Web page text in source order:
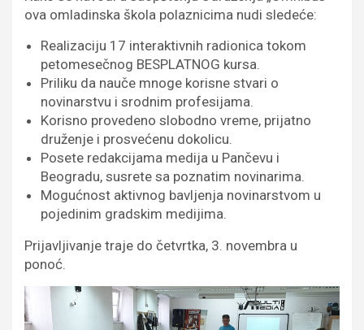
ova omladinska škola polaznicima nudi sledeće:
Realizaciju 17 interaktivnih radionica tokom
petomesečnog BESPLATNOG kursa.
Priliku da nauče mnoge korisne stvari o
novinarstvu i srodnim profesijama.
Korisno provedeno slobodno vreme, prijatno
druženje i prosvećenu dokolicu.
Posete redakcijama medija u Pančevu i
Beogradu, susrete sa poznatim novinarima.
Mogućnost aktivnog bavljenja novinarstvom u
pojedinim gradskim medijima.
Prijavljivanje traje do četvrtka, 3. novembra u
ponoć.